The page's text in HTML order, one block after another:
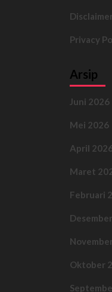
Privacy
Arsip
Juni 2026
Mei 2026
April
Maret
Februari
Oktober